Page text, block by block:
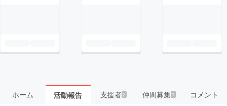
ホーム 活動報告 支援者2 仲間募集 1 コメント